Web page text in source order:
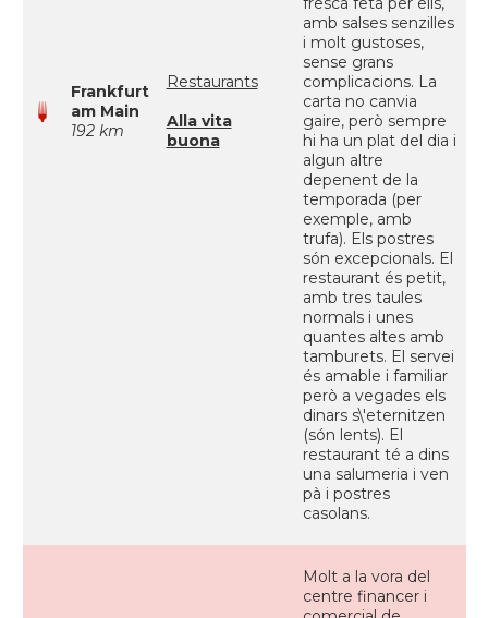
Frankfurt
am Main
192 km
Restaurants
Alla vita
buona
amb salses senzilles
i molt gustoses,
sense grans
complicacions. La
carta no canvia
gaire, però sempre
hi ha un plat del dia i
algun altre
depenent de la
temporada (per
exemple, amb
trufa). Els postres
són excepcionals. El
restaurant és petit,
amb tres taules
normals i unes
quantes altes amb
tamburets. El servei
és amable i familiar
però a vegades els
dinars s\'eternitzen
(són lents). El
restaurant té a dins
una salumeria i ven
pà i postres
casolans.
Molt a la vora del
centre financer i